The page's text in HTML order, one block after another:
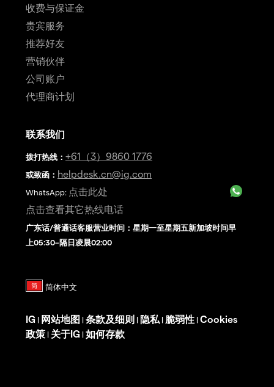
收费与保证金
贵宾服务
推荐好友
营销伙伴
公司账户
代理商计划
联系我们
拨打热线 ： +61（3）9860 1776
或致函： helpdesk.cn@ig.com
WhatsApp: 点击此处
点击查看其它热线电话
广东话/普通话客服营业时间：星期一至星期五新加坡时间早
上05:30–隔日凌晨02:00
IG | 网站地图 | 条款及细则 | 隐私 | 脆弱性 | Cookies
政策 | 关于IG | 如何存款